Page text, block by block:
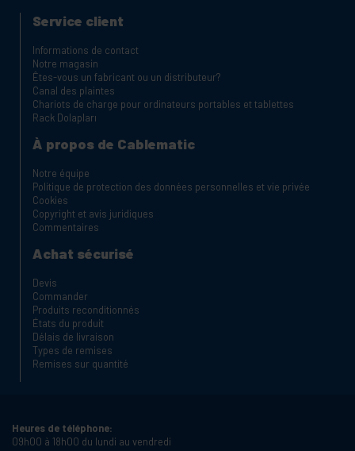
Service client
Informations de contact
Notre magasin
Êtes-vous un fabricant ou un distributeur?
Canal des plaintes
Chariots de charge pour ordinateurs portables et tablettes
Rack Dolapları
À propos de Cablematic
Notre équipe
Politique de protection des données personnelles et vie privée
Cookies
Copyright et avis juridiques
Commentaires
Achat sécurisé
Devis
Commander
Produits reconditionnés
États du produit
Délais de livraison
Types de remises
Remises sur quantité
Heures de téléphone:
09h00 à 18h00 du lundi au vendredi